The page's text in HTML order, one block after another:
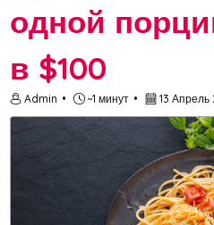
одной
в $100
Admin ~1 минут 13 Апрель